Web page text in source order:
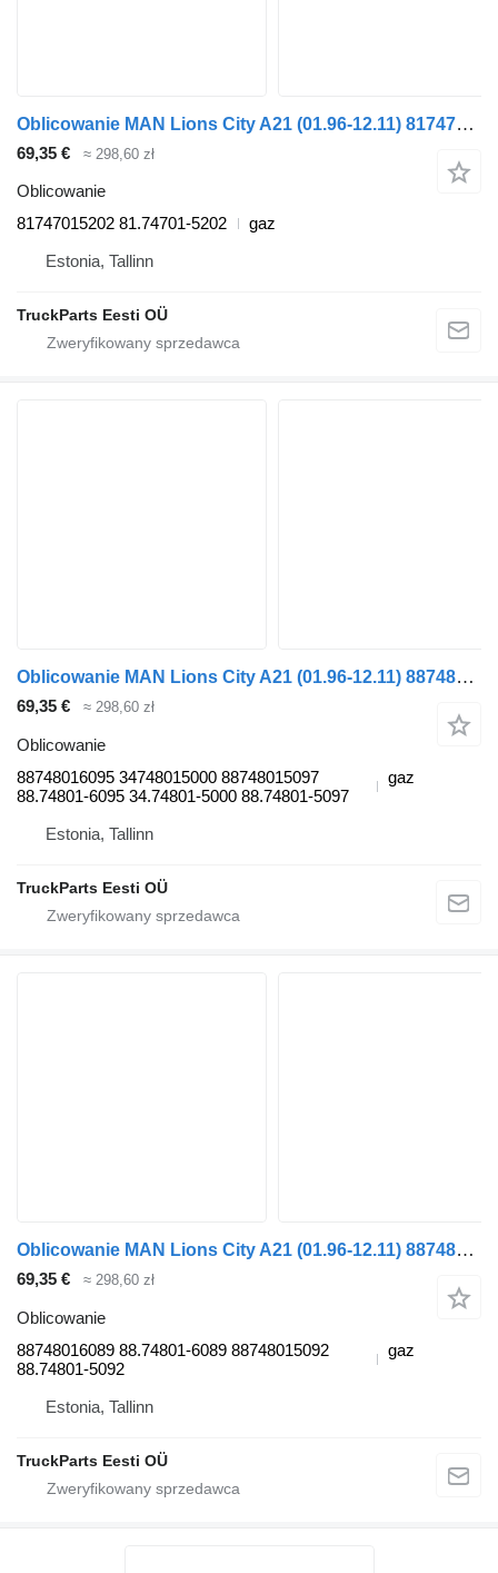
Oblicowanie MAN Lions City A21 (01.96-12.11) 81747015202 do autobusu MAN Lion's bus (1991-)
69,35 € ≈ 298,60 zł
Oblicowanie
81747015202 81.74701-5202
gaz
Estonia, Tallinn
TruckParts Eesti OÜ
Oblicowanie MAN Lions City A21 (01.96-12.11) 88748016095 do autobusu MAN Lion's bus (1991-)
69,35 € ≈ 298,60 zł
Oblicowanie
88748016095 34748015000 88748015097
88.74801-6095 34.74801-5000 88.74801-5097
gaz
Estonia, Tallinn
TruckParts Eesti OÜ
Oblicowanie MAN Lions City A21 (01.96-12.11) 88748016089 do autobusu MAN Lion's bus (1991-)
69,35 € ≈ 298,60 zł
Oblicowanie
88748016089 88.74801-6089 88748015092
88.74801-5092
gaz
Estonia, Tallinn
TruckParts Eesti OÜ